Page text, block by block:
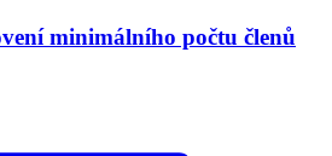
minimálního počtu členů